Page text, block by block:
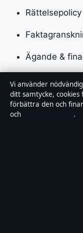
Rättelsepolicy
Ägande &
Cookiepolicy
Vi använder
ditt samtycke,
förbättra den och
och
.